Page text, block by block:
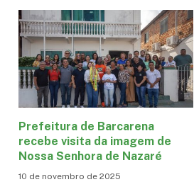
Prefeitura de Barcarena
recebe visita da imagem de
Nossa Senhora de Nazaré
10 de novembro de 2025